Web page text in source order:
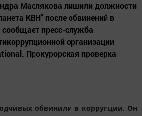
Маслякова лишили должности
КВН" после обвинений в
пресс-служба
организации
Прокурорская проверка
обвинили в коррупции. Он